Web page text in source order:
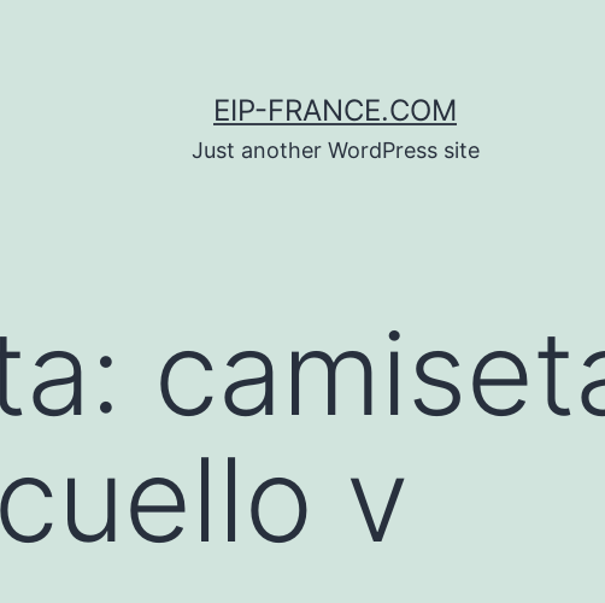
EIP-FRANCE.COM
Just another WordPress site
v